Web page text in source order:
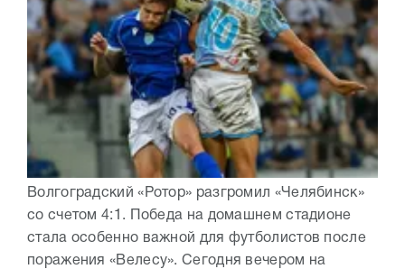
Волгоградский «Ротор» разгромил «Челябинск»
со счетом 4:1. Победа на домашнем стадионе
стала особенно важной для футболистов после
поражения «Велесу». Сегодня вечером на